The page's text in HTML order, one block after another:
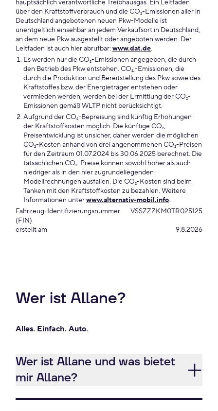
hauptsächlich verantwortliche Treibhausgas. Ein Leitfaden
über den Kraftstoffverbrauch und die CO₂-Emissionen aller in
Deutschland angebotenen neuen Pkw-Modelle ist
unentgeltlich einsehbar an jedem Verkaufsort in Deutschland,
an dem neue Pkw ausgestellt oder angeboten werden. Der
Leitfaden ist auch hier abrufbar: www.dat.de.
Es werden nur die CO₂-Emissionen angegeben, die durch
den Betrieb des Pkw entstehen. CO₂,-Emissionen, die
durch die Produktion und Bereitstellung des Pkw sowie des
Kraftstoffes bzw. der Energieträger entstehen oder
vermieden werden, werden bei der Ermittlung der CO₂-
Emissionen gemäß WLTP nicht berücksichtigt.
Aufgrund der CO₂-Bepreisung sind künftig Erhöhungen
der Kraftstoffkosten möglich. Die künftige CO₂,
Preisentwicklung ist unsicher, daher werden die möglichen
CO₂-Kosten anhand von drei angenommenen CO₂-Preisen
für den Zeitraum 01.07.2024 bis 30.06.2025 berechnet. Die
tatsächlichen CO₂-Preise können sowohl höher als auch
niedriger als in den hier zugrundeliegenden
Modellrechnungen ausfallen. Die CO₂-Kosten sind beim
Tanken mit den Kraftstoffkosten zu bezahlen. Weitere
Informationen unterwww.alternativ-mobil.info.
Fahrzeug-Identifizierungsnummer
(FIN)
VSSZZZKM0TR025125
erstellt am 9.8.2026
Wer ist Allane?
Alles. Einfach. Auto.
Wer ist Allane und was bietet
mir Allane?